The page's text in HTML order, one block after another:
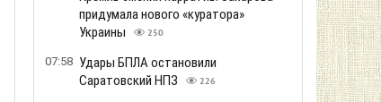
придумала нового «куратора»
Украины
250
07:58 Удары БПЛА остановили
Саратовский НПЗ
226